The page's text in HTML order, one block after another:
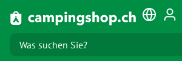
Zum Hauptinhalt springen